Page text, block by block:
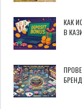
КАК
В